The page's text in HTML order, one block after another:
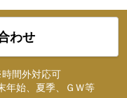
わせ
間外対応可
年始、夏季、ＧＷ等